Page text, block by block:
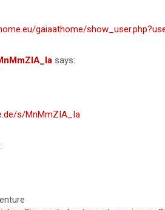
gaiaathome/
says:
s/MnMmZIA_Ia